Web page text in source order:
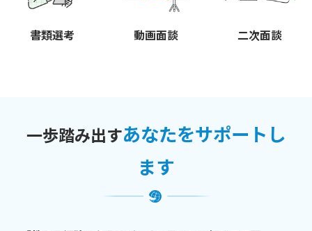
書類選考 動画面談 二次面談
一歩踏み出すあなたをサポートし
ます